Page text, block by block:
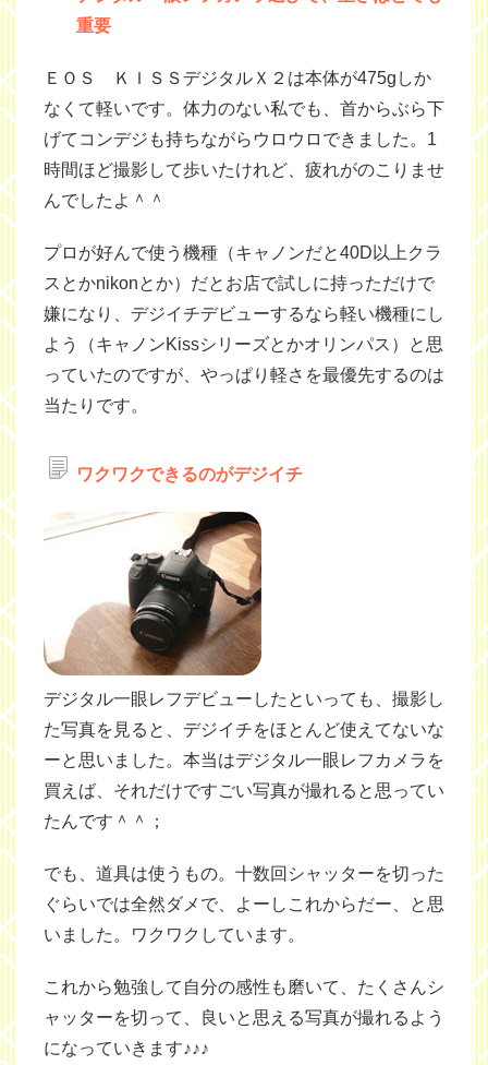
重要
ＥＯＳ ＫＩＳＳデジタルＸ２は本体が475gしか
なくて軽いです。体力のない私でも、首からぶら下
げてコンデジも持ちながらウロウロできました。1
時間ほど撮影して歩いたけれど、疲れがのこりませ
んでしたよ＾＾
プロが好んで使う機種（キャノンだと40D以上クラ
スとかnikonとか）だとお店で試しに持っただけで
嫌になり、デジイチデビューするなら軽い機種にし
よう（キャノンKissシリーズとかオリンパス）と思
っていたのですが、やっぱり軽さを最優先するのは
当たりです。
ワクワクできるのがデジイチ
デジタル一眼レフデビューしたといっても、撮影し
た写真を見ると、デジイチをほとんど使えてないな
ーと思いました。本当はデジタル一眼レフカメラを
買えば、それだけですごい写真が撮れると思ってい
たんです＾＾；
でも、道具は使うもの。十数回シャッターを切った
ぐらいでは全然ダメで、よーしこれからだー、と思
いました。ワクワクしています。
これから勉強して自分の感性も磨いて、たくさんシ
ャッターを切って、良いと思える写真が撮れるよう
になっていきます♪♪♪